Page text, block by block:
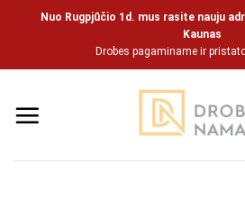
Nuo Rugpjūčio 1d. mus rasite nauju
Kaunas
Drobes pagaminame ir